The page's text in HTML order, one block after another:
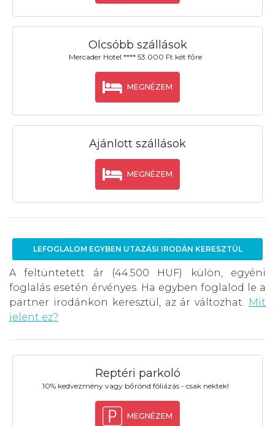
Olcsóbb szállások
Mercader Hotel **** 53.000 Ft két főre
MEGNÉZEM
Ajánlott szállások
MEGNÉZEM
LEFOGLALOM EGYBEN UTAZÁSI IRODÁN KERESZTÜL
A feltüntetett ár (44.500 HUF) külön, egyéni
foglalás esetén érvényes. Ha egyben foglalod le a
partner irodánkon keresztül, az ár változhat. Mit
jelent ez?
Reptéri parkoló
10% kedvezmény vagy bőrönd fóliázás - csak nektek!
MEGNÉZEM